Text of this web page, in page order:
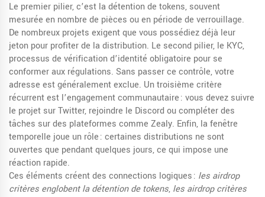
Le premier pilier, c’est la détention de tokens, souvent
mesurée en nombre de pièces ou en période de verrouillage.
De nombreux projets exigent que vous possédiez déjà leur
jeton pour profiter de la distribution. Le second pilier, le KYC,
processus de vérification d’identité obligatoire pour se
conformer aux régulations. Sans passer ce contrôle, votre
adresse est généralement exclue. Un troisième critère
récurrent est l’engagement communautaire : vous devez suivre
le projet sur Twitter, rejoindre le Discord ou compléter des
tâches sur des plateformes comme Zealy. Enfin, la fenêtre
temporelle joue un rôle : certaines distributions ne sont
ouvertes que pendant quelques jours, ce qui impose une
réaction rapide.
Ces éléments créent des connections logiques : les airdrop
critères englobent la détention de tokens, les airdrop critères